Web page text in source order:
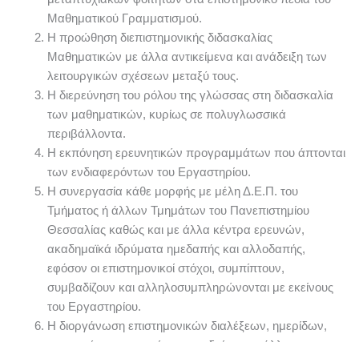
Μαθηματικού Γραμματισμού.
Η προώθηση διεπιστημονικής διδασκαλίας
Μαθηματικών με άλλα αντικείμενα και ανάδειξη των
λειτουργικών σχέσεων μεταξύ τους.
Η διερεύνηση του ρόλου της γλώσσας στη διδασκαλία
των μαθηματικών, κυρίως σε πολυγλωσσικά
περιβάλλοντα.
Η εκπόνηση ερευνητικών προγραμμάτων που άπτονται
των ενδιαφερόντων του Εργαστηρίου.
Η συνεργασία κάθε μορφής με μέλη Δ.Ε.Π. του
Τμήματος ή άλλων Τμημάτων του Πανεπιστημίου
Θεσσαλίας καθώς και με άλλα κέντρα ερευνών,
ακαδημαϊκά ιδρύματα ημεδαπής και αλλοδαπής,
εφόσον οι επιστημονικοί στόχοι, συμπίπτουν,
συμβαδίζουν και αλληλοσυμπληρώνονται με εκείνους
του Εργαστηρίου.
Η διοργάνωση επιστημονικών διαλέξεων, ημερίδων,